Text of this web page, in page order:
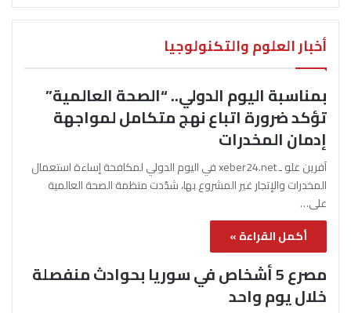
أخبار العلوم والتكنولوجيا
بمناسبة اليوم الدولي.. “الصحة العالمية”
تؤكد ضرورة اتباع نهج متكامل لمواجهة
إدمان المخدرات
آفرين علو ـ xeber24.net في اليوم الدولي لمكافحة إساءة استعمال
المخدرات والإتجار غير المشروع بها، شدّدت منظمة الصحة العالمية
على…
أكمل القراءة »
مصرع 5 أشخاص في سوريا بحوادث منفصلة
خلال يوم واحد